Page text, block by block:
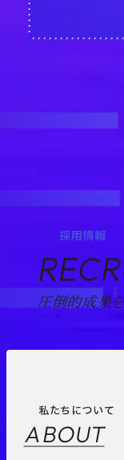
採用情報
圧倒的成果
“プロフェッシ
私たちについて
ABOUT